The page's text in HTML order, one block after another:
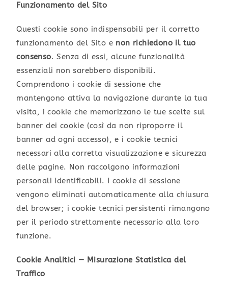
Funzionamento del Sito
Questi cookie sono indispensabili per il corretto
funzionamento del Sito e non richiedono il tuo
consenso. Senza di essi, alcune funzionalità
essenziali non sarebbero disponibili.
Comprendono i cookie di sessione che
mantengono attiva la navigazione durante la tua
visita, i cookie che memorizzano le tue scelte sul
banner dei cookie (così da non riproporre il
banner ad ogni accesso), e i cookie tecnici
necessari alla corretta visualizzazione e sicurezza
delle pagine. Non raccolgono informazioni
personali identificabili. I cookie di sessione
vengono eliminati automaticamente alla chiusura
del browser; i cookie tecnici persistenti rimangono
per il periodo strettamente necessario alla loro
funzione.
Cookie Analitici — Misurazione Statistica del
Traffico